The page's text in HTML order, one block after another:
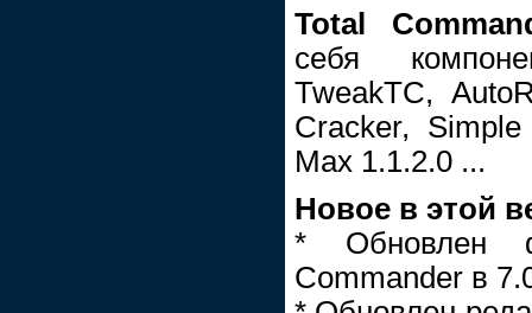
Total
себя
TweakTC,
Cracker,
Max 1.1.2.0 ...
Новое в этой
* Обновлен
Commander в